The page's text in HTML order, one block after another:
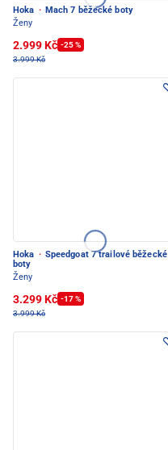
Hoka · Mach 7 běžecké boty
Ženy
2.999 Kč -25 %
3.999 Kč
Hoka · Speedgoat 7 trailové běžecké
boty
Ženy
3.299 Kč -17 %
3.999 Kč